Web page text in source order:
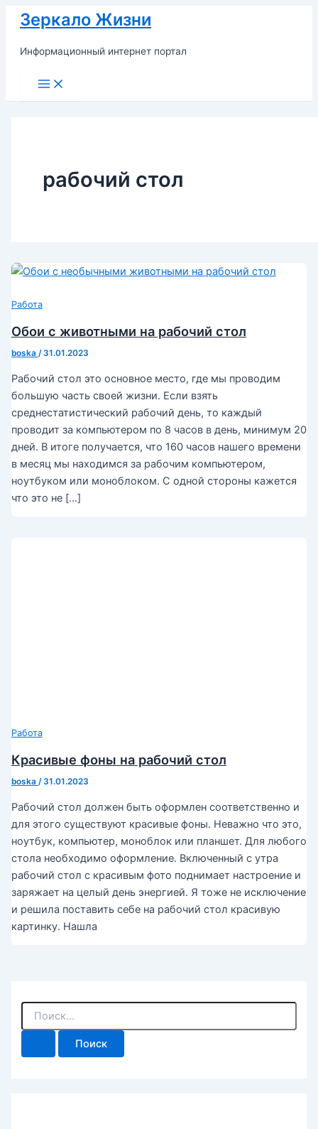
Перейти
содержимому
Зеркало Жизни
Информационный интернет портал
Main
Menu
рабочий стол
Работа
Обои с животными на рабочий стол
boska /31.01.2023
Рабочий стол это основное место, где мы проводим
большую часть своей жизни. Если взять
среднестатистический рабочий день, то каждый
проводит за компьютером по 8 часов в день, минимум 20
дней. В итоге получается, что 160 часов нашего времени
в месяц мы находимся за рабочим компьютером,
ноутбуком или моноблоком. С одной стороны кажется
что это не […]
Работа
Красивые фоны на рабочий стол
boska /31.01.2023
Рабочий стол должен быть оформлен соответственно и
для этого существуют красивые фоны. Неважно что это,
ноутбук, компьютер, моноблок или планшет. Для любого
стола необходимо оформление. Включенный с утра
рабочий стол с красивым фото поднимает настроение и
заряжает на целый день энергией. Я тоже не исключение
и решила поставить себе на рабочий стол красивую
картинку. Нашла
П
и